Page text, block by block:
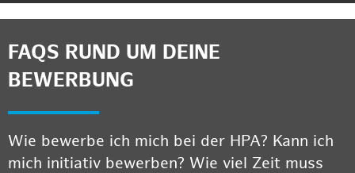
FAQS RUND UM DEINE
BEWERBUNG
Wie bewerbe ich mich bei der HPA? Kann ich
mich initiativ bewerben? Wie viel Zeit muss